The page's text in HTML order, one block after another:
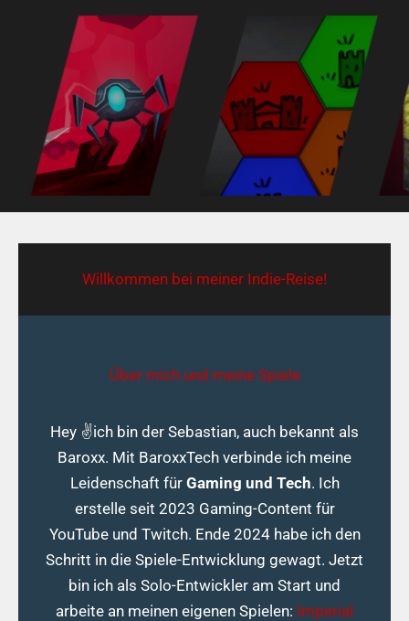
Willkommen bei meiner Indie-Reise!
Über mich und meine Spiele
Hey ✌️ich bin der Sebastian, auch bekannt als
Baroxx. Mit BaroxxTech verbinde ich meine
Leidenschaft für Gaming und Tech. Ich
erstelle seit 2023 Gaming-Content für
YouTube und Twitch. Ende 2024 habe ich den
Schritt in die Spiele-Entwicklung gewagt. Jetzt
bin ich als Solo-Entwickler am Start und
arbeite an meinen eigenen Spielen: Imperial